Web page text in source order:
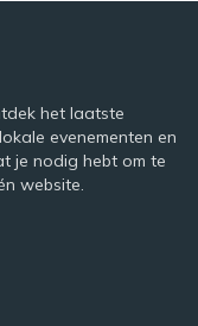
het laatste
evenementen en
je nodig hebt om te
website.